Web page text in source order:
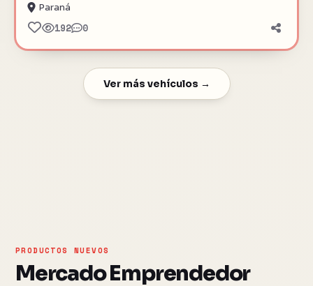
Paraná
192 0
Ver más vehículos →
PRODUCTOS NUEVOS
Mercado Emprendedor